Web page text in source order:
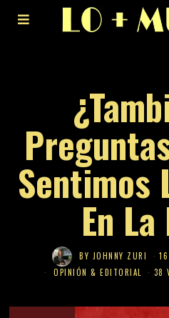
Sentimos
En
BY JOHNNY ZURI
OPINIÓN & EDITORIAL
38